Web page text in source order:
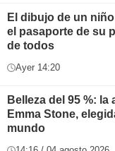
El dibujo de un
el pasaporte de su
de todos
Ayer 14:20
Belleza del 95 %:
Emma Stone,
mundo